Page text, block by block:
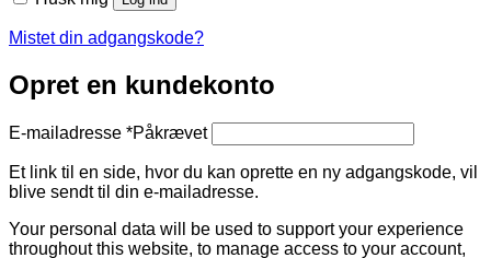
Mistet din adgangskode?
Opret en kundekonto
E-mailadresse *Påkrævet
Et link til en side, hvor du kan oprette en ny adgangskode, vil
blive sendt til din e-mailadresse.
Your personal data will be used to support your experience
throughout this website, to manage access to your account,